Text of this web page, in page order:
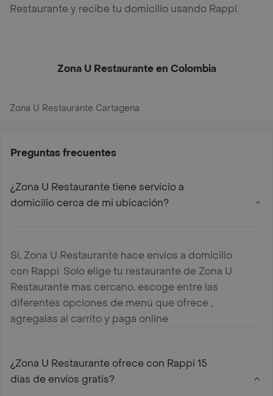
Restaurante y recibe tu domicilio usando Rappi.
Zona U Restaurante en Colombia
Zona U Restaurante Cartagena
Preguntas frecuentes
¿Zona U Restaurante tiene servicio a
domicilio cerca de mi ubicación?
Si, Zona U Restaurante hace envíos a domicilio
con Rappi. Solo elige tu restaurante de Zona U
Restaurante mas cercano, escoge entre las
diferentes opciones de menú que ofrece ,
agregalas al carrito y paga online
¿Zona U Restaurante ofrece con Rappi 15
días de envíos gratis?